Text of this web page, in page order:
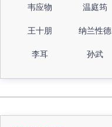
韦应物 温庭筠
王十朋 纳兰性德
李耳 孙武